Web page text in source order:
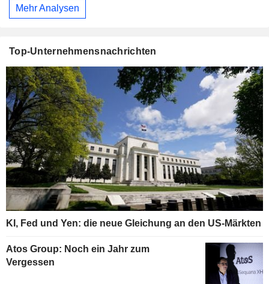
Mehr Analysen
Top-Unternehmensnachrichten
KI, Fed und Yen: die neue Gleichung an den US-Märkten
Atos Group: Noch ein Jahr zum
Vergessen